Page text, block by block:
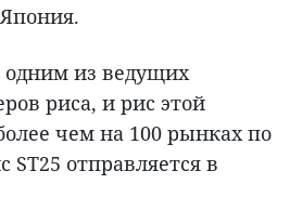
одним из ведущих
риса, и рис этой
чем на 100 рынках по
отправляется в